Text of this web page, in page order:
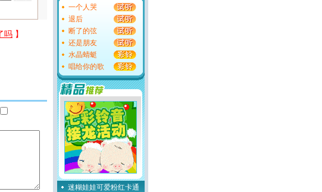
一个人哭
退后
断了的弦
还是朋友
水晶蜻蜓
唱给你的歌
迷糊娃娃可爱粉红卡通